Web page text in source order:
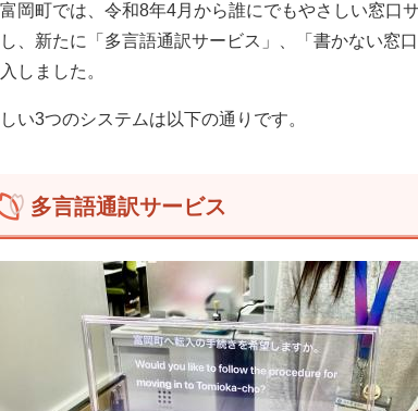
町では、令和8年4月から誰にでもやさしい窓口
、新たに「多言語通訳サービス」、「書かない窓
しました。
い3つのシステムは以下の通りです。
多言語通訳サービス